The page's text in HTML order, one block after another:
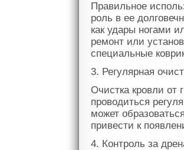
Правильное
роль в ее
как удары ногами
ремонт или
специальные
3. Регулярная
Очистка кровли от
проводиться
может
привести к
4. Контроль за